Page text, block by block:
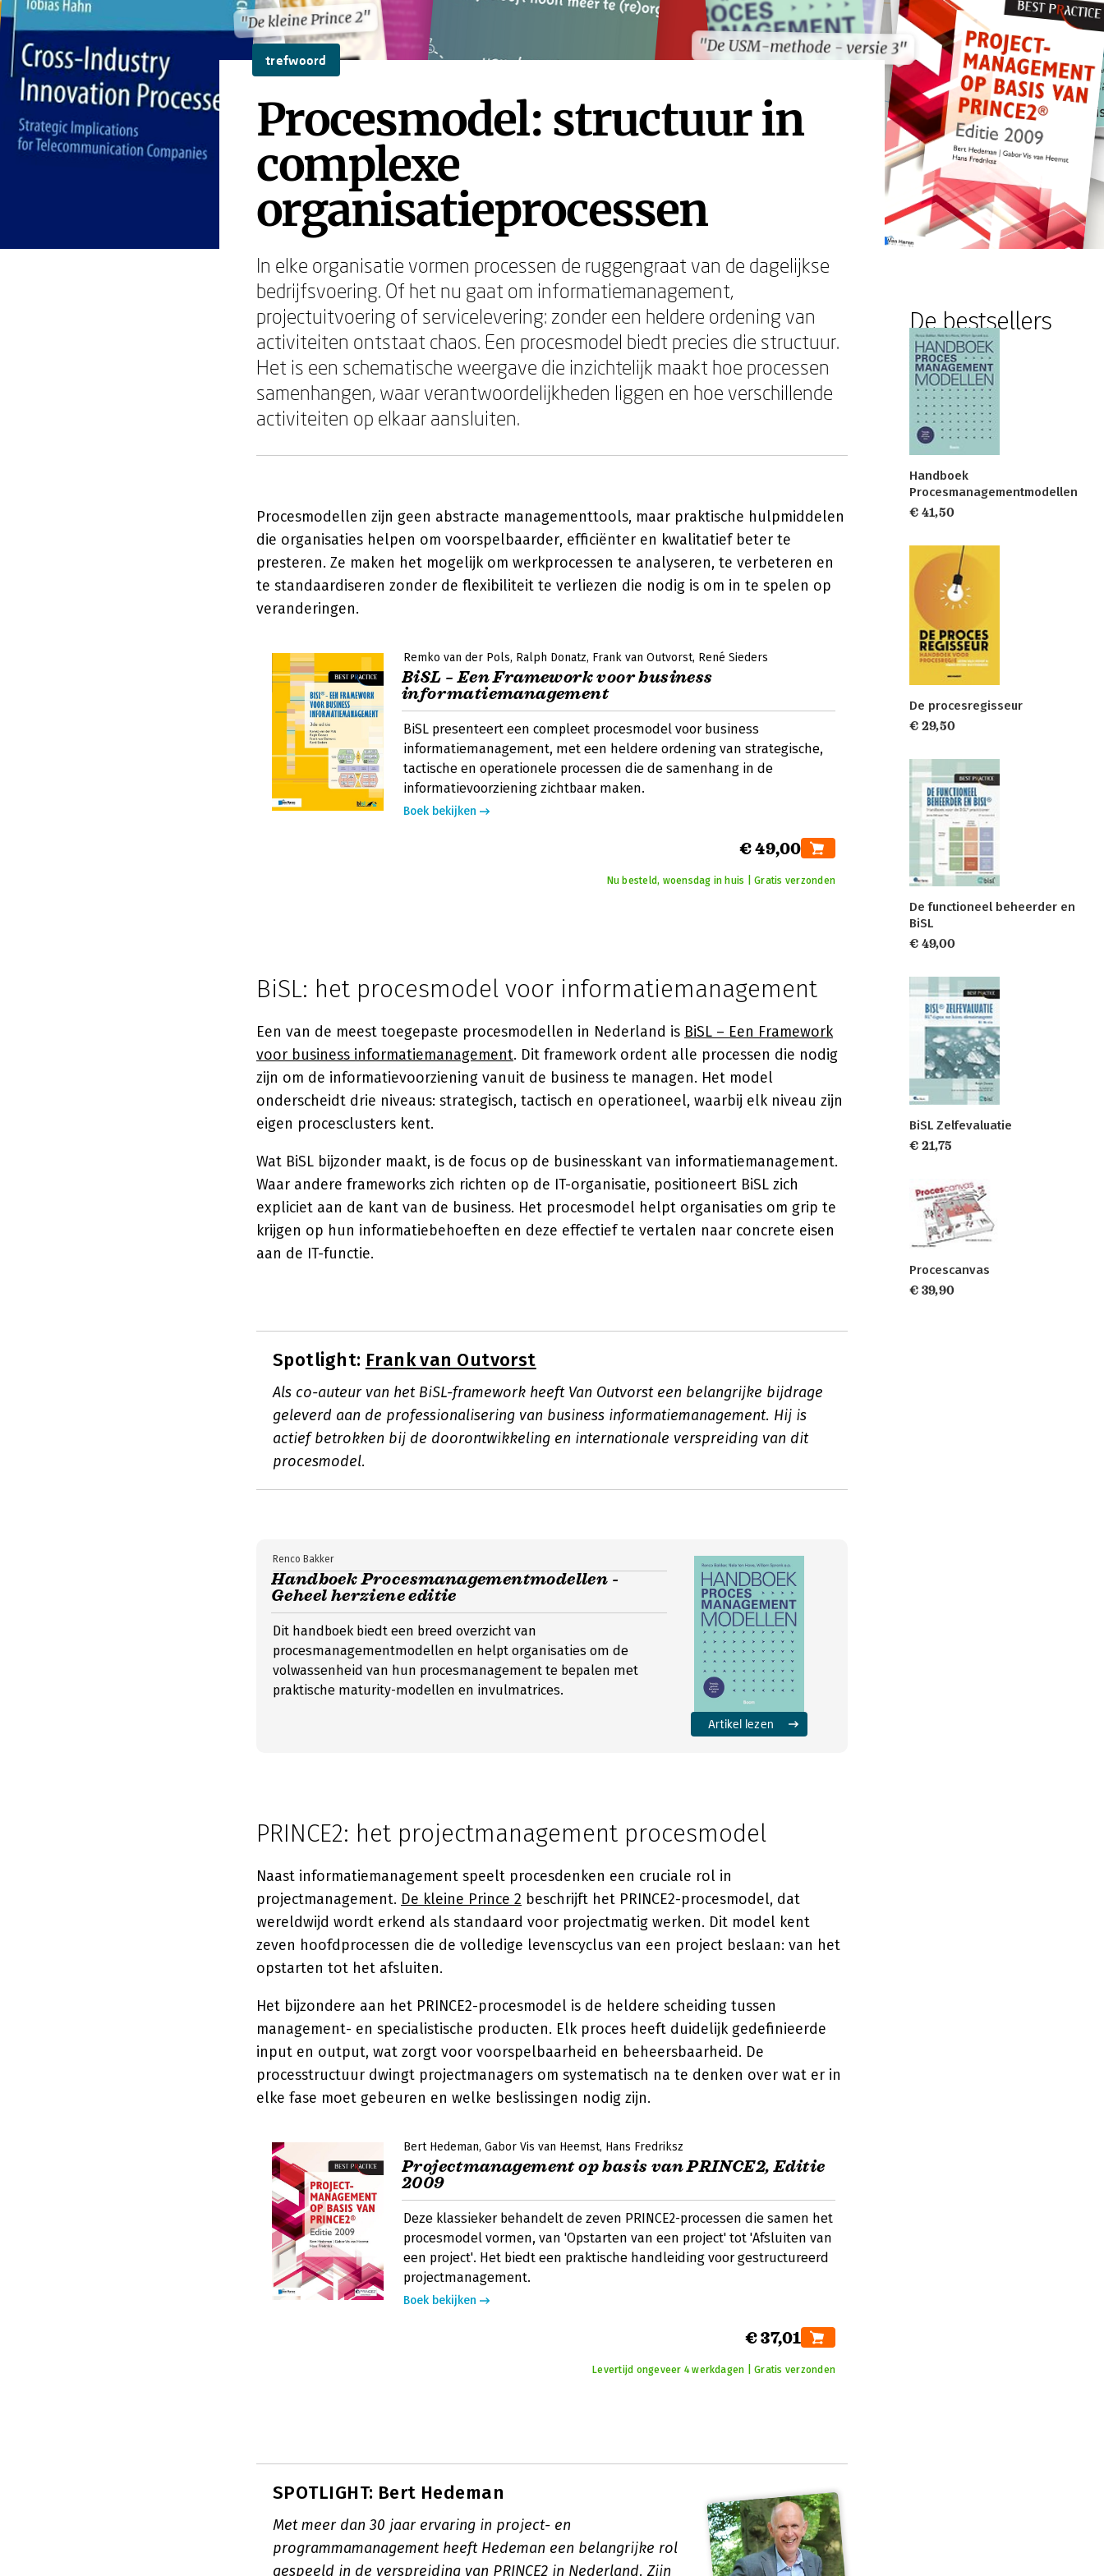
"De kleine Prince 2"
"De USM-methode - versie 3"
"De kleine Prince 2"
"De USM-methode - versie 3"
trefwoord
Procesmodel: structuur in
complexe
organisatieprocessen
In elke organisatie vormen processen de ruggengraat van de dagelijkse
bedrijfsvoering. Of het nu gaat om informatiemanagement,
projectuitvoering of servicelevering: zonder een heldere ordening van
activiteiten ontstaat chaos. Een procesmodel biedt precies die structuur.
Het is een schematische weergave die inzichtelijk maakt hoe processen
samenhangen, waar verantwoordelijkheden liggen en hoe verschillende
activiteiten op elkaar aansluiten.
Procesmodellen zijn geen abstracte managementtools, maar praktische hulpmiddelen
die organisaties helpen om voorspelbaarder, efficiënter en kwalitatief beter te
presteren. Ze maken het mogelijk om werkprocessen te analyseren, te verbeteren en
te standaardiseren zonder de flexibiliteit te verliezen die nodig is om in te spelen op
veranderingen.
Remko van der Pols Ralph Donatz Frank van Outvorst René Sieders
BiSL – Een Framework voor business
informatiemanagement
BiSL presenteert een compleet procesmodel voor business
informatiemanagement, met een heldere ordening van strategische,
tactische en operationele processen die de samenhang in de
informatievoorziening zichtbaar maken.
Boek bekijken
€ 49,00
Nu besteld, woensdag in huis | Gratis verzonden
BiSL: het procesmodel voor informatiemanagement
Een van de meest toegepaste procesmodellen in Nederland is BiSL – Een Framework
voor business informatiemanagement. Dit framework ordent alle processen die nodig
zijn om de informatievoorziening vanuit de business te managen. Het model
onderscheidt drie niveaus: strategisch, tactisch en operationeel, waarbij elk niveau zijn
eigen procesclusters kent.
Wat BiSL bijzonder maakt, is de focus op de businesskant van informatiemanagement.
Waar andere frameworks zich richten op de IT-organisatie, positioneert BiSL zich
expliciet aan de kant van de business. Het procesmodel helpt organisaties om grip te
krijgen op hun informatiebehoeften en deze effectief te vertalen naar concrete eisen
aan de IT-functie.
Spotlight: Frank van Outvorst
Als co-auteur van het BiSL-framework heeft Van Outvorst een belangrijke bijdrage
geleverd aan de professionalisering van business informatiemanagement. Hij is
actief betrokken bij de doorontwikkeling en internationale verspreiding van dit
procesmodel.
Handboek Procesmanagementmodellen -
Geheel herziene editie
Renco Bakker
Dit handboek biedt een breed overzicht van
procesmanagementmodellen en helpt organisaties om de
volwassenheid van hun procesmanagement te bepalen met
praktische maturity-modellen en invulmatrices.
Artikel lezen
PRINCE2: het projectmanagement procesmodel
Naast informatiemanagement speelt procesdenken een cruciale rol in
projectmanagement. De kleine Prince 2 beschrijft het PRINCE2-procesmodel, dat
wereldwijd wordt erkend als standaard voor projectmatig werken. Dit model kent
zeven hoofdprocessen die de volledige levenscyclus van een project beslaan: van het
opstarten tot het afsluiten.
Het bijzondere aan het PRINCE2-procesmodel is de heldere scheiding tussen
management- en specialistische producten. Elk proces heeft duidelijk gedefinieerde
input en output, wat zorgt voor voorspelbaarheid en beheersbaarheid. De
processtructuur dwingt projectmanagers om systematisch na te denken over wat er in
elke fase moet gebeuren en welke beslissingen nodig zijn.
Bert Hedeman Gabor Vis van Heemst Hans Fredriksz
Projectmanagement op basis van PRINCE2, Editie
2009
Deze klassieker behandelt de zeven PRINCE2-processen die samen het
procesmodel vormen, van 'Opstarten van een project' tot 'Afsluiten van
een project'. Het biedt een praktische handleiding voor gestructureerd
projectmanagement.
Boek bekijken
€ 37,01
Levertijd ongeveer 4 werkdagen | Gratis verzonden
SPOTLIGHT: Bert Hedeman
Met meer dan 30 jaar ervaring in project- en
programmamanagement heeft Hedeman een belangrijke rol
gespeeld in de verspreiding van PRINCE2 in Nederland. Zijn
De bestsellers
Handboek
Procesmanagementmodellen
€ 41,50
De procesregisseur
€ 29,50
De functioneel beheerder en
BiSL
€ 49,00
BiSL Zelfevaluatie
€ 21,75
Procescanvas
€ 39,90